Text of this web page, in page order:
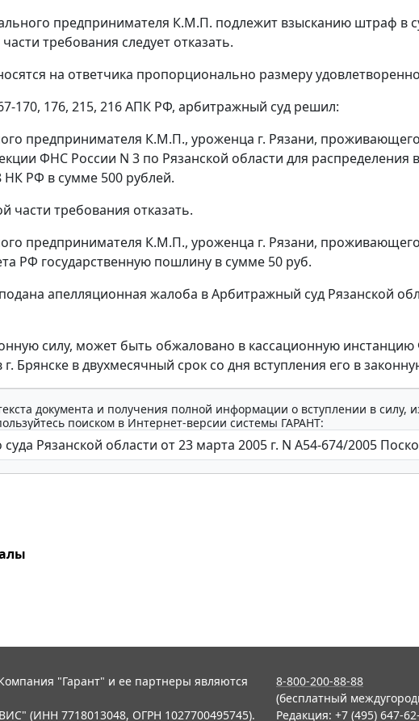
предпринимателя К.М.П. подлежит взысканию штраф в
требования следует отказать.
на ответчика пропорционально размеру
170, 176, 215, 216АПК РФ, арбитражный суд решил:
предпринимателя К.М.П., уроженца г. Рязани, проживающего
ФНС России N 3 по Рязанской области для
НК РФ в сумме 500 рублей.
части требования отказать.
предпринимателя К.М.П., уроженца г. Рязани, проживающего
РФ государственную пошлину в сумме 50 руб.
апелляционная жалоба в Арбитражный суд Рязанской
силу, может быть обжаловано в кассационную
Брянске в двухмесячный срок со дня вступления его в
документа и получения полной информации о вступлении в силу,
поиском в Интернет-версии системы ГАРАНТ:
"Гарант" и ее партнеры являются
(ИНН 7718013048, ОГРН 1027700495745).
8-800-200-88-88
(бесплатный
Редакция: +7 (495) 647-